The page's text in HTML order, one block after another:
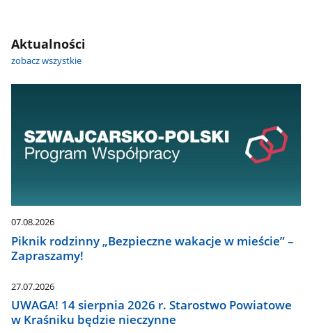
Aktualności
zobacz wszystkie
07.08.2026
Piknik rodzinny „Bezpieczne wakacje w mieście” –
Zapraszamy!
27.07.2026
UWAGA! 14 sierpnia 2026 r. Starostwo Powiatowe
w Kraśniku będzie nieczynne